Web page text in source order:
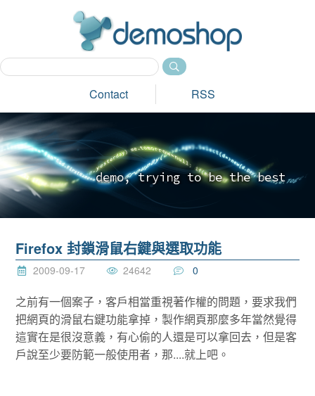
Contact RSS
demo, tryi ng to be the best_
Firefox 封鎖滑鼠右鍵與選取功能
2009-09-17 24642 0
之前有一個案子，客戶相當重視著作權的問題，要求我們
把網頁的滑鼠右鍵功能拿掉，製作網頁那麼多年當然覺得
這實在是很沒意義，有心偷的人還是可以拿回去，但是客
戶說至少要防範一般使用者，那....就上吧。